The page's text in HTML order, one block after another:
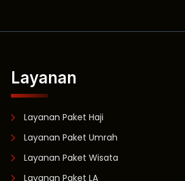
Layanan
Layanan Paket Haji
Layanan Paket Umrah
Layanan Paket Wisata
Layanan Paket LA